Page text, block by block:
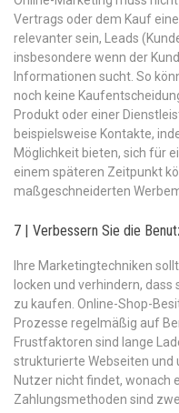
Vertrags oder dem Kauf
relevanter sein, Leads
insbesondere wenn der
Informationen sucht. So
noch keine
Produkt oder einer
beispielsweise Kontakte,
Möglichkeit bieten, sich für
einem späteren Zeitpunkt
maßgeschneiderten
7 | Verbessern Sie die
Ihre Marketingtechniken
locken und verhindern,
zu kaufen. Online-Shop-
Prozesse regelmäßig auf
Frustfaktoren sind lange
strukturierte Webseiten
Nutzer nicht findet, wonach
Zahlungsmethoden sind